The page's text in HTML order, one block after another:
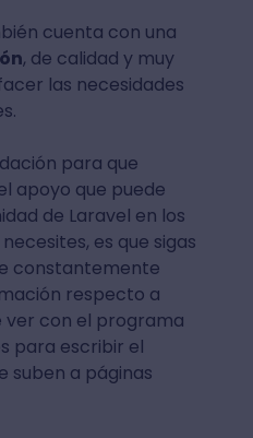
cuenta con una
, de calidad y muy
las necesidades
para que
apoyo que puede
de Laravel en los
es que sigas
constantemente
respecto a
ver con el programa
para escribir el
suben a páginas